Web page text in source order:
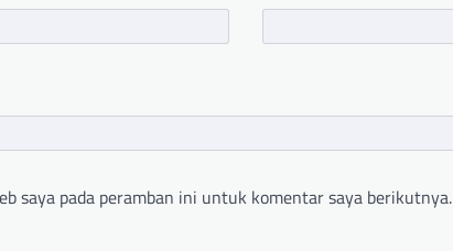
saya pada peramban ini untuk komentar saya berikutnya.